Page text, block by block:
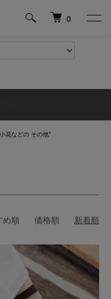
0
花などの その他*
め順 価格順 新着順